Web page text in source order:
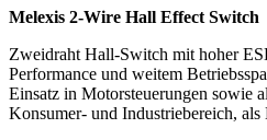
Melexis 2-Wire Hall Effect Switch
Zweidraht Hall-Switch mit hoher
Performance und weitem
Einsatz in Motorsteuerungen sowie
Konsumer- und Industriebereich, als